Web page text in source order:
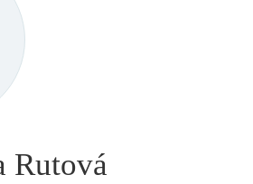
UKÁZKA
Rutová